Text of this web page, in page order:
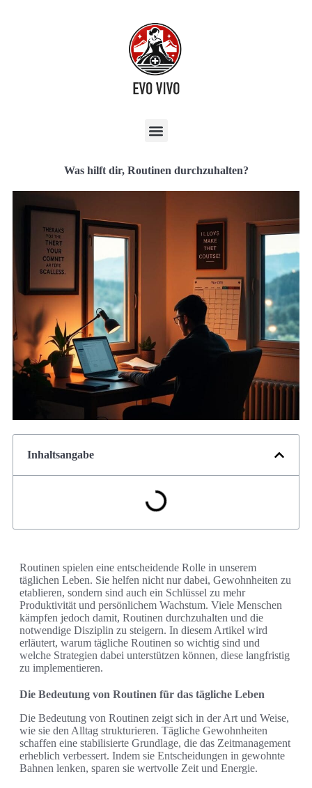
Was hilft dir, Routinen durchzuhalten?
Inhaltsangabe
Routinen spielen eine entscheidende Rolle in unserem
täglichen Leben. Sie helfen nicht nur dabei, Gewohnheiten zu
etablieren, sondern sind auch ein Schlüssel zu mehr
Produktivität und persönlichem Wachstum. Viele Menschen
kämpfen jedoch damit, Routinen durchzuhalten und die
notwendige Disziplin zu steigern. In diesem Artikel wird
erläutert, warum tägliche Routinen so wichtig sind und
welche Strategien dabei unterstützen können, diese langfristig
zu implementieren.
Die Bedeutung von Routinen für das tägliche Leben
Die Bedeutung von Routinen zeigt sich in der Art und Weise,
wie sie den Alltag strukturieren. Tägliche Gewohnheiten
schaffen eine stabilisierte Grundlage, die das Zeitmanagement
erheblich verbessert. Indem sie Entscheidungen in gewohnte
Bahnen lenken, sparen sie wertvolle Zeit und Energie.